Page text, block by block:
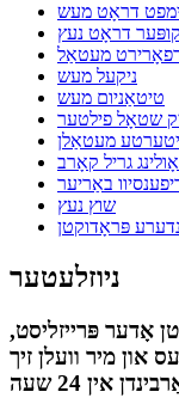
דראָט מעש
קופּער דראָט נעץ
מעטאַל
ניקעל מעש
טיטאַניום מעש
שטאָל פילטער
מעטאַלן
גריל קאָרב
באַריער
שוץ נעץ
פּראָדוקטן
ניוזלעטער
אָדער פּרייזליסט,
און מיר וועלן זיך